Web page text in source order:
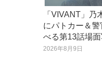
「VIVANT」乃
にパトカー＆
べる第13話場
2026年8月9日